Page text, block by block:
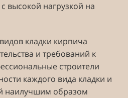
высокой нагрузкой на
кладки кирпича
и требований к
строители
каждого вида кладки и
наилучшим образом